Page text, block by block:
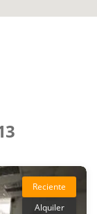
Reciente
Alquiler